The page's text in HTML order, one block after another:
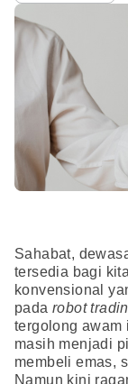
Sahabat,
tersedia bagi
konvensional
pada robot
tergolong awam
masih menjadi
membeli emas,
Namun kini